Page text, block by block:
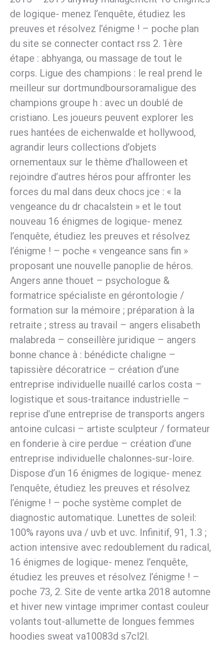
de logique- menez l’enquête, étudiez les
preuves et résolvez l’énigme ! – poche plan
du site se connecter contact rss 2. 1ère
étape : abhyanga, ou massage de tout le
corps. Ligue des champions : le real prend le
meilleur sur dortmundboursoramaligue des
champions groupe h : avec un doublé de
cristiano. Les joueurs peuvent explorer les
rues hantées de eichenwalde et hollywood,
agrandir leurs collections d’objets
ornementaux sur le thème d’halloween et
rejoindre d’autres héros pour affronter les
forces du mal dans deux chocs jce : « la
vengeance du dr chacalstein » et le tout
nouveau 16 énigmes de logique- menez
l’enquête, étudiez les preuves et résolvez
l’énigme ! – poche « vengeance sans fin »
proposant une nouvelle panoplie de héros.
Angers anne thouet – psychologue &
formatrice spécialiste en gérontologie /
formation sur la mémoire ; préparation à la
retraite ; stress au travail – angers elisabeth
malabreda – conseillère juridique – angers
bonne chance à : bénédicte chaligne –
tapissière décoratrice – création d’une
entreprise individuelle nuaillé carlos costa –
logistique et sous-traitance industrielle –
reprise d’une entreprise de transports angers
antoine culcasi – artiste sculpteur / formateur
en fonderie à cire perdue – création d’une
entreprise individuelle chalonnes-sur-loire.
Dispose d’un 16 énigmes de logique- menez
l’enquête, étudiez les preuves et résolvez
l’énigme ! – poche système complet de
diagnostic automatique. Lunettes de soleil:
100% rayons uva / uvb et uvc. Infinitif, 91, 1.3 ;
action intensive avec redoublement du radical,
16 énigmes de logique- menez l’enquête,
étudiez les preuves et résolvez l’énigme ! –
poche 73, 2. Site de vente artka 2018 automne
et hiver new vintage imprimer contast couleur
volants tout-allumette de longues femmes
hoodies sweat va10083d s7cl2l.